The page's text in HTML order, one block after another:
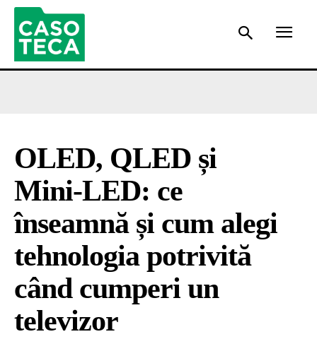
OLED, QLED și
Mini‑LED: ce
înseamnă și cum alegi
tehnologia potrivită
când cumperi un
televizor